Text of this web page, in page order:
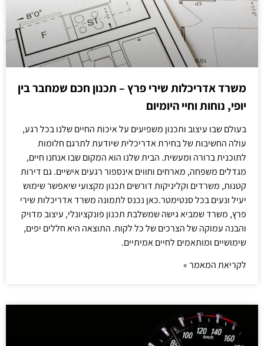
משרד אדריכלות שירי פרץ – תכנון חכם שמחבר בין
יופי, נוחות וחיי היומיום
בעולם שבו עיצוב ותכנון משפיעים על איכות החיים שלנו בכל רגע,
עולה החשיבות של בחירת אדריכלית שיודעת לתרגם חלומות
לתוכנית ברורה ומעשית. הבית שלנו הוא המקום שבו אנחנו חיים,
מגדלים משפחה, מארחים וחווים אינספור רגעים אישיים. גם דירות
קטנות, משרדים וקליניקות דורשים תכנון מקצועי שיאפשר שימוש
יעיל ונעים בכל סנטימטר.כאן נכנס לתמונה משרד אדריכלות שירי
פרץ, משרד שמביא גישה שמשלבת תכנון פונקציונלי, עיצוב מדויק
והבנה עמוקה של הצרכים של כל לקוח. התוצאה היא חללים יפים,
שימושיים ומותאמים לחיים אמיתיים.
לקריאת המאמר »